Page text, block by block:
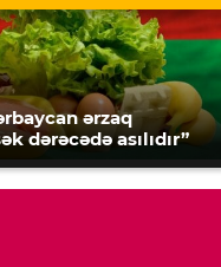
ərzaq
dərəcədə asılıdır”